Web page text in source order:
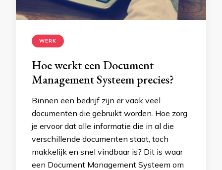
WERK
Hoe werkt een Document
Management Systeem precies?
Binnen een bedrijf zijn er vaak veel
documenten die gebruikt worden. Hoe zorg
je ervoor dat alle informatie die in al die
verschillende documenten staat, toch
makkelijk en snel vindbaar is? Dit is waar
een Document Management Systeem om